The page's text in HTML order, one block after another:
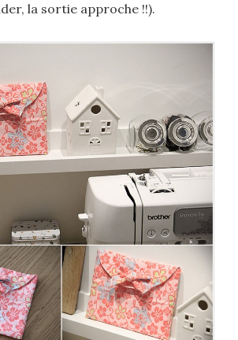
la sortie approche !!).